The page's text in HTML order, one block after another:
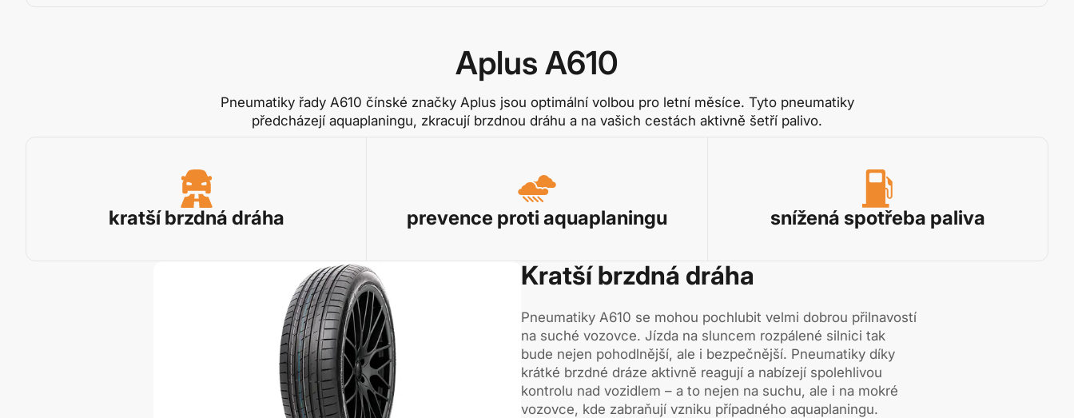
Aplus A610
Pneumatiky řady A610 čínské značky Aplus jsou optimální volbou pro letní měsíce. Tyto pneumatiky
předcházejí aquaplaningu, zkracují brzdnou dráhu a na vašich cestách aktivně šetří palivo.
kratší brzdná dráha prevence proti aquaplaningu snížená spotřeba paliva
Kratší brzdná dráha
Pneumatiky A610 se mohou pochlubit velmi dobrou přilnavostí
na suché vozovce. Jízda na sluncem rozpálené silnici tak
bude nejen pohodlnější, ale i bezpečnější. Pneumatiky díky
krátké brzdné dráze aktivně reagují a nabízejí spolehlivou
kontrolu nad vozidlem – a to nejen na suchu, ale i na mokré
vozovce, kde zabraňují vzniku případného aquaplaningu.